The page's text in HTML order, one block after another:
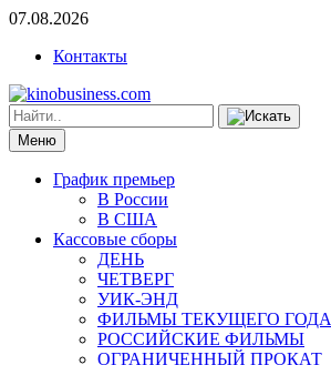
07.08.2026
Контакты
Меню
График премьер
В России
В США
Кассовые сборы
ДЕНЬ
ЧЕТВЕРГ
УИК-ЭНД
ФИЛЬМЫ ТЕКУЩЕГО ГОДА
РОССИЙСКИЕ ФИЛЬМЫ
ОГРАНИЧЕННЫЙ ПРОКАТ